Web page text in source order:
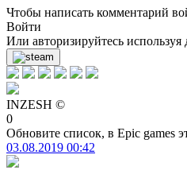
нет в наличии
нет в наличии
нет в наличии
нет в наличии
нет в наличии
нет в наличии
Чтобы написать комментарий
Войти
Или авторизируйтесь используя
INZESH ©
0
Обновите список, в Epic games
03.08.2019 00:42